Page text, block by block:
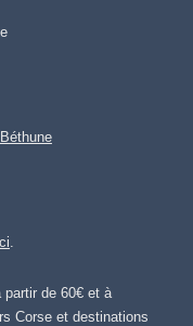
partir de 60€ et à
Corse et destinations